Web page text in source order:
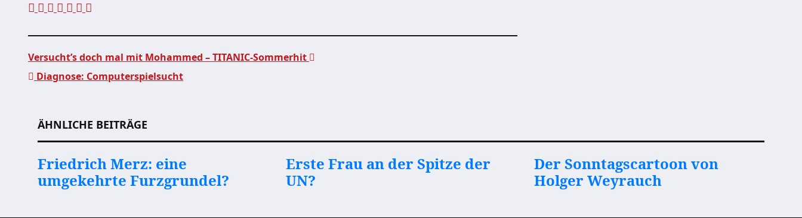
Versucht’s doch mal mit Mohammed – TITANIC-Sommerhit
Diagnose: Computerspielsucht
ÄHNLICHE BEITRÄGE
Friedrich Merz: eine
umgekehrte Furzgrundel?
Erste Frau an der Spitze der
UN?
Der Sonntagscartoon von
Holger Weyrauch